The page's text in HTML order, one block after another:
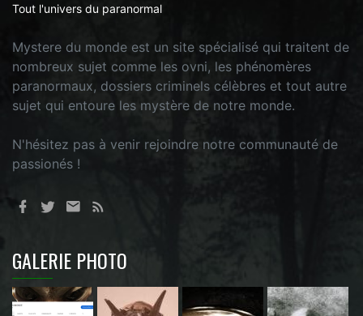
Tout l'univers du paranormal
Mystere du monde est un site spécialisé qui traitent de
nombreux sujet comme les ovni, les phénomères
paranormaux, dossiers criminels célèbres et tout autre
sujet qui entoure les mystère de notre monde.
N'hésitez pas à venir rejoindre notre communauté de
passionés !
GALERIE PHOTO